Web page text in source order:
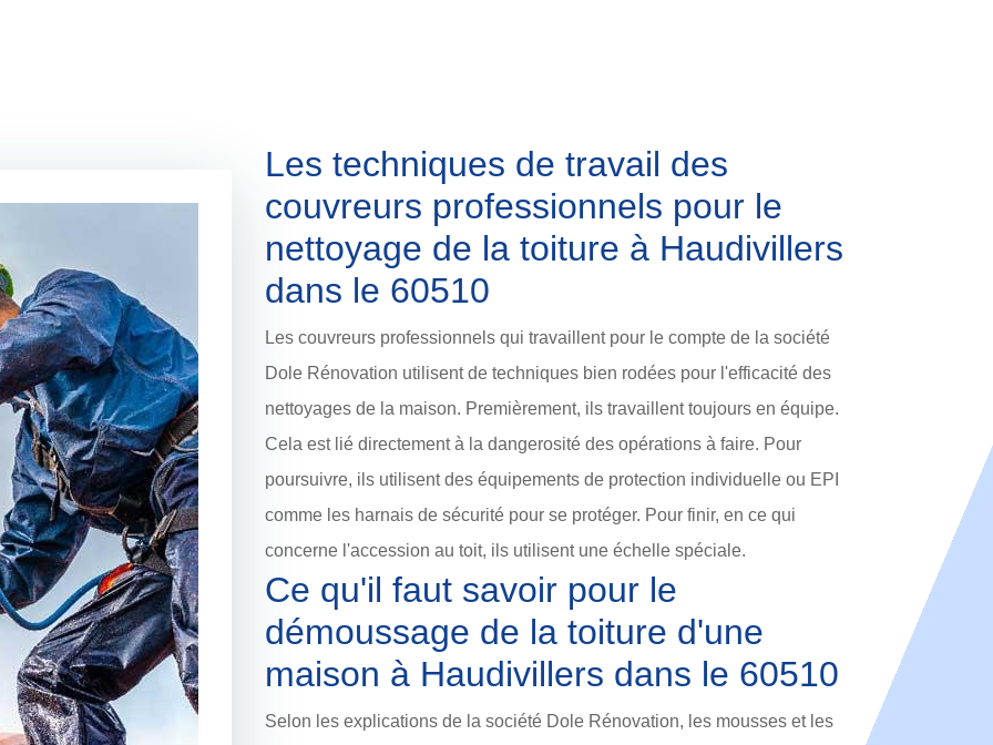
Les techniques de travail des
couvreurs professionnels pour le
nettoyage de la toiture à Haudivillers
dans le 60510
Les couvreurs professionnels qui travaillent pour le compte de la société
Dole Rénovation utilisent de techniques bien rodées pour l'efficacité des
nettoyages de la maison. Premièrement, ils travaillent toujours en équipe.
Cela est lié directement à la dangerosité des opérations à faire. Pour
poursuivre, ils utilisent des équipements de protection individuelle ou EPI
comme les harnais de sécurité pour se protéger. Pour finir, en ce qui
concerne l'accession au toit, ils utilisent une échelle spéciale.
Ce qu'il faut savoir pour le
démoussage de la toiture d'une
maison à Haudivillers dans le 60510
Selon les explications de la société Dole Rénovation, les mousses et les